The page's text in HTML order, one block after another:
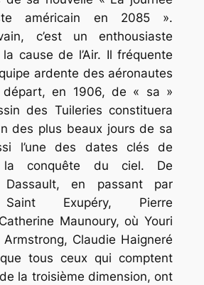
américain en 2085 ».
c’est un enthousiaste
cause de l’Air. Il fréquente
ardente des aéronautes
en 1906, de « sa »
des Tuileries constituera
des plus beaux jours de sa
l’une des dates clés de
la conquête du ciel. De
Dassault, en passant par
Saint Exupéry, Pierre
Maunoury, où Youri
Claudie Haigneré
tous ceux qui comptent
la troisième dimension, ont